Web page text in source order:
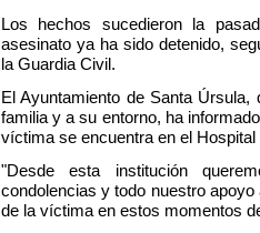
Los hechos sucedieron la
asesinato ya ha sido detenido,
la Guardia Civil.
El Ayuntamiento de Santa
familia y a su entorno, ha
víctima se encuentra en el Hospital
"Desde esta institución
condolencias y todo nuestro
de la víctima en estos momentos